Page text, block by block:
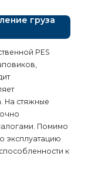
груза
PES
На стяжные
Помимо
эксплуатацию
к